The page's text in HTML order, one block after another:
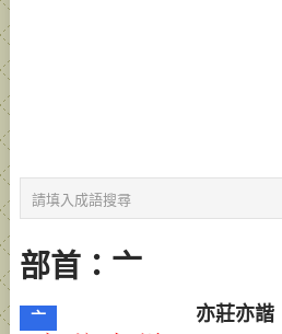
部首：亠
亠 亦莊亦諧